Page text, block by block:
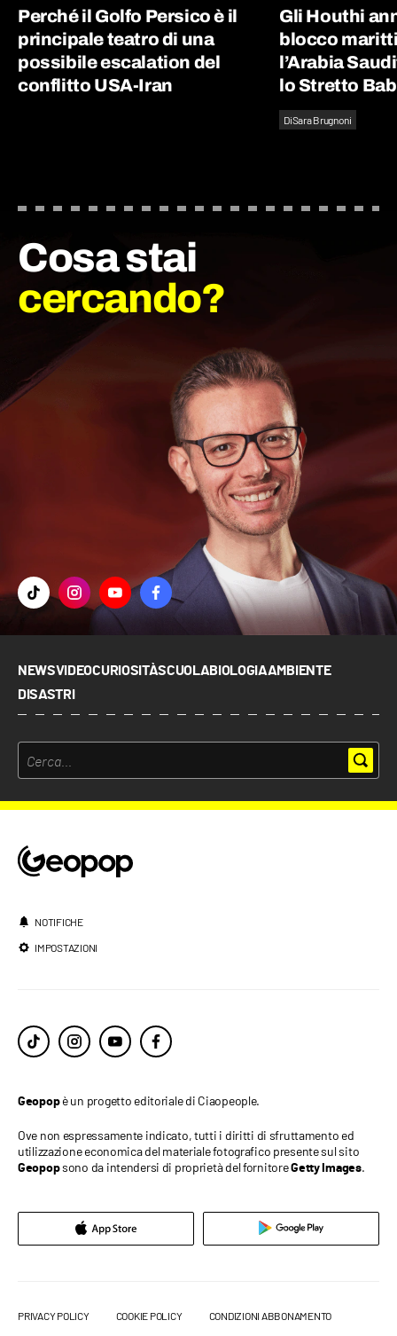
Perché il Golfo Persico è il
principale teatro di una
possibile escalation del
conflitto USA-Iran
Gli Houthi
blocco
l’Arabia
lo Stretto
DiSara Brugnoni
Cosa stai
cercando?
NEWSVIDEOCURIOSITÀSCUOLABIOLOGIAAMBIENTE
DISASTRI
NOTIFICHE
IMPOSTAZIONI
Geopopè un progetto editoriale di Ciaopeople.
Ove non espressamente indicato, tutti i diritti di sfruttamento ed
utilizzazione economica del materiale fotografico presente sul sito
Geopopsono da intendersi di proprietà del fornitoreGetty Images.
PRIVACY POLICY COOKIE POLICY CONDIZIONI ABBONAMENTO